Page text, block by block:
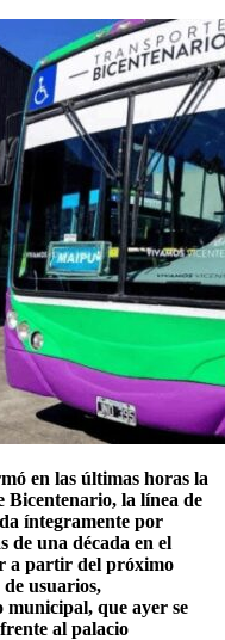
en las últimas horas la
Bicentenario, la línea de
íntegramente por
de una década en el
a partir del próximo
de usuarios,
municipal, que ayer se
al palacio